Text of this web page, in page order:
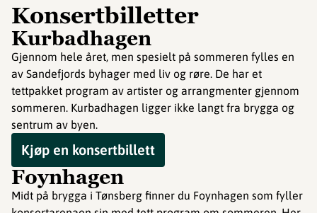
Konsertbilletter
Kurbadhagen
Gjennom hele året, men spesielt på sommeren fylles en
av Sandefjords byhager med liv og røre. De har et
tettpakket program av artister og arrangmenter gjennom
sommeren. Kurbadhagen ligger ikke langt fra brygga og
sentrum av byen.
Kjøp en konsertbillett
Foynhagen
Midt på brygga i Tønsberg finner du Foynhagen som fyller